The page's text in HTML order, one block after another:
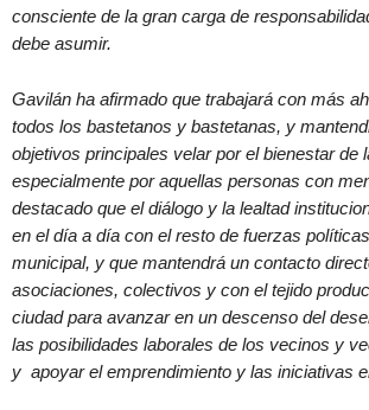
consciente de la gran carga de
debe asumir.
Gavilán ha afirmado que trabajará con más
todos los bastetanos y bastetanas, y
objetivos principales velar por el bienestar de
especialmente por aquellas personas con
destacado que el diálogo y la lealtad
en el día a día con el resto de fuerzas
municipal, y que mantendrá un contacto
asociaciones, colectivos y con el tejido
ciudad para avanzar en un descenso del
las posibilidades laborales de los vecinos y
y apoyar el emprendimiento y las iniciativas